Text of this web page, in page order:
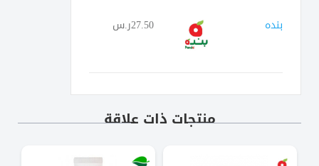
بنده 27.50ر.س
منتجات ذات علاقة